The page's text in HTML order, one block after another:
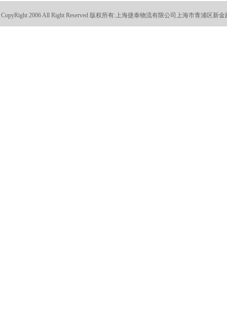
CopyRight 2006 All Right Reserved 版权所有:上海捷泰物流有限公司上海市青浦区新金